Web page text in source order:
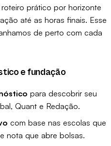
prático por horizonte
até as horas finais. Esse
de perto com cada
e fundação
para descobrir seu
Quant e Redação.
com base nas escolas que
nota que abre bolsas.